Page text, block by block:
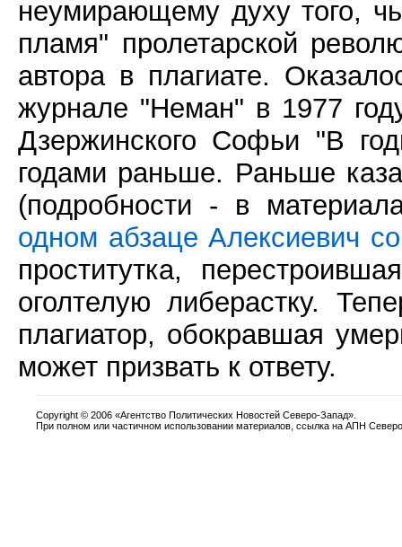
неумирающему духу того,
пламя" пролетарской
автора в плагиате.
журнале "Неман" в 1977
Дзержинского Софьи "В
годами раньше. Раньше
(подробности - в
одном абзаце Алексиевич
проститутка,
оголтелую либерастку.
плагиатор, обокравшая
может призвать к ответу.
Copyright © 2006 «Агентство Политических Новостей Северо-Запад».
При полном или частичном использовании материалов, ссылка на АПН